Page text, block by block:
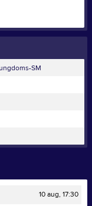
SM
10 aug, 17:30